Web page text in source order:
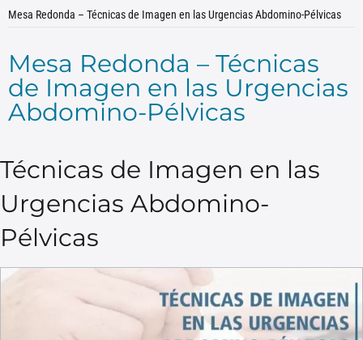
Mesa Redonda – Técnicas de Imagen en las Urgencias Abdomino-Pélvicas
Mesa Redonda – Técnicas
de Imagen en las Urgencias
Abdomino-Pélvicas
Técnicas de Imagen en las
Urgencias Abdomino-
Pélvicas